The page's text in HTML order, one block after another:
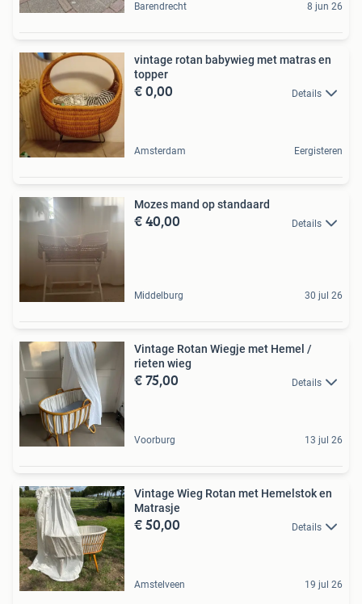
Barendrecht 8 jun 26
vintage rotan babywieg met matras en
topper
€ 0,00 Details
Amsterdam Eergisteren
Mozes mand op standaard
€ 40,00 Details
Middelburg 30 jul 26
Vintage Rotan Wiegje met Hemel /
rieten wieg
€ 75,00 Details
Voorburg 13 jul 26
Vintage Wieg Rotan met Hemelstok en
Matrasje
€ 50,00 Details
Amstelveen 19 jul 26